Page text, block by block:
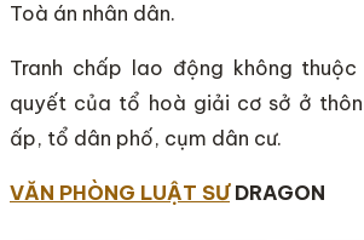
Toà án nhân dân.
Tranh chấp lao động không
quyết của tổ hoà giải cơ sở ở
ấp, tổ dân phố, cụm dân cư.
VĂN PHÒNG LUẬT SƯDRAGON